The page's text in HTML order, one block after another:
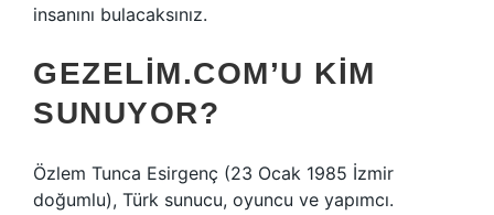
insanını bulacaksınız.
GEZELIM.COM’U KIM
SUNUYOR?
Özlem Tunca Esirgenç (23 Ocak 1985 İzmir
doğumlu), Türk sunucu, oyuncu ve yapımcı.